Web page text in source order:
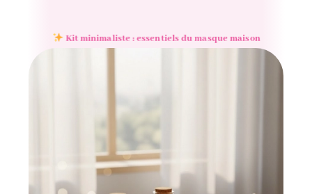
Kit minimaliste : essentiels du masque maison